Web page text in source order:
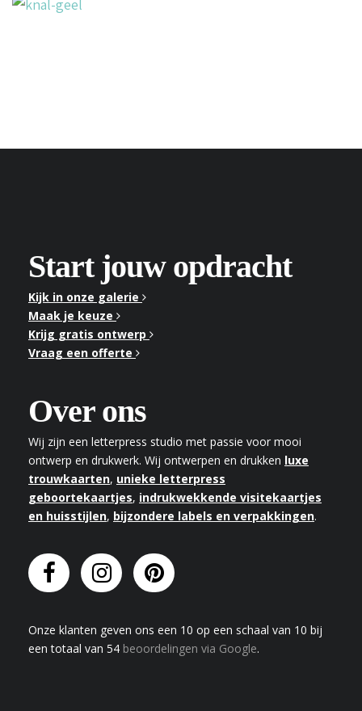
Start jouw opdracht
Kijk in onze galerie
Maak je keuze
Krijg gratis ontwerp
Vraag een offerte
Over ons
Wij zijn een letterpress studio met passie voor mooi
ontwerp en drukwerk. Wij ontwerpen en drukken luxe
trouwkaarten, unieke letterpress
geboortekaartjes, indrukwekkende visitekaartjes
en huisstijlen, bijzondere labels en verpakkingen.
Onze klanten geven ons een 10 op een schaal van 10 bij
een totaal van 54 beoordelingen via Google.